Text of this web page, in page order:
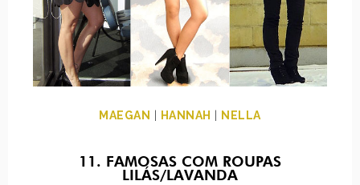
MAEGAN HANNAH NELLA
11. FAMOSAS COM ROUPAS
LILÁS/LAVANDA